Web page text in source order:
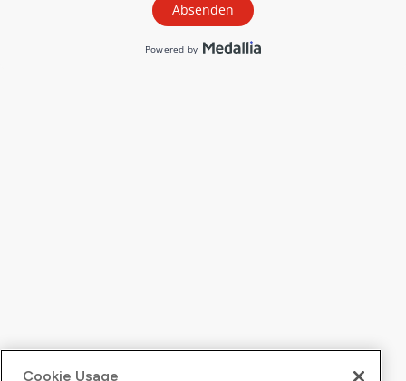
Cookie Usage